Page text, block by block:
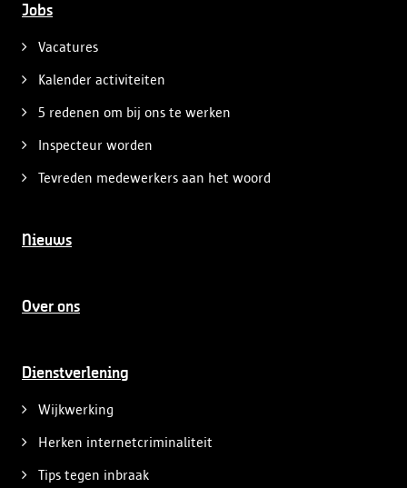
Jobs
Vacatures
Kalender activiteiten
5 redenen om bij ons te werken
Inspecteur worden
Tevreden medewerkers aan het woord
Nieuws
Over ons
Dienstverlening
Wijkwerking
Herken internetcriminaliteit
Tips tegen inbraak